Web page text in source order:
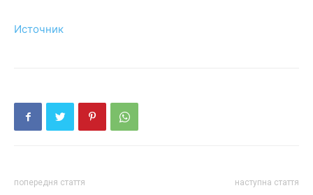
Источник
попередня стаття наступна стаття